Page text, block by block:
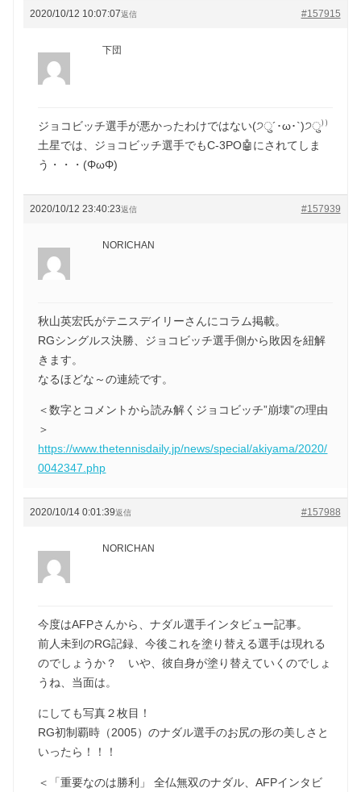
2020/10/12 10:07:07 #157915
返信
下団
ジョコビッチ選手が悪かったわけではない(੭ु´･ω･`)੭ु⁾⁾
土星では、ジョコビッチ選手でもC-3PO🤖にされてしま
う・・・(ΦωΦ)
2020/10/12 23:40:23 #157939
返信
NORICHAN
秋山英宏氏がテニスデイリーさんにコラム掲載。
RGシングルス決勝、ジョコビッチ選手側から敗因を紐解
きます。
なるほどな～の連続です。
＜数字とコメントから読み解くジョコビッチ”崩壊”の理由
＞
https://www.thetennisdaily.jp/news/special/akiyama/2020/
0042347.php
2020/10/14 0:01:39 #157988
返信
NORICHAN
今度はAFPさんから、ナダル選手インタビュー記事。
前人未到のRG記録、今後これを塗り替える選手は現れる
のでしょうか？ いや、彼自身が塗り替えていくのでしょ
うね、当面は。
にしても写真２枚目！
RG初制覇時（2005）のナダル選手のお尻の形の美しさと
いったら！！！
＜「重要なのは勝利」 全仏無双のナダル、AFPインタビ